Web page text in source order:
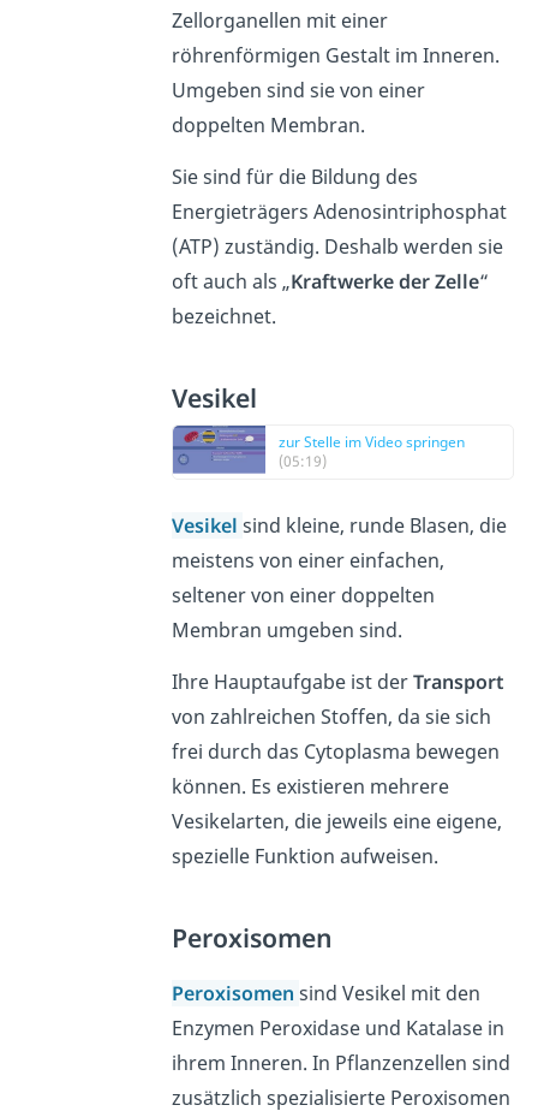
Zellorganellen mit einer
röhrenförmigen Gestalt im Inneren.
Umgeben sind sie von einer
doppelten Membran.
Sie sind für die Bildung des
Energieträgers Adenosintriphosphat
(ATP) zuständig. Deshalb werden sie
oft auch als „Kraftwerke der Zelle“
bezeichnet.
Vesikel
zur Stelle im Video springen
(05:19)
Vesikelsind kleine, runde Blasen, die
meistens von einer einfachen,
seltener von einer doppelten
Membran umgeben sind.
Ihre Hauptaufgabe ist derTransport
von zahlreichen Stoffen, da sie sich
frei durch das Cytoplasma bewegen
können. Es existieren mehrere
Vesikelarten, die jeweils eine eigene,
spezielle Funktion aufweisen.
Peroxisomen
Peroxisomensind Vesikel mit den
Enzymen Peroxidase und Katalase in
ihrem Inneren. In Pflanzenzellen sind
zusätzlich spezialisierte Peroxisomen